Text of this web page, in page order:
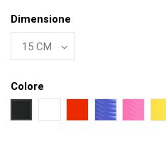
Dimensione
Colore
ROSSOBLU